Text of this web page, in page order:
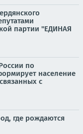
партии "ЕДИНАЯ
по
население
с
где рождаются